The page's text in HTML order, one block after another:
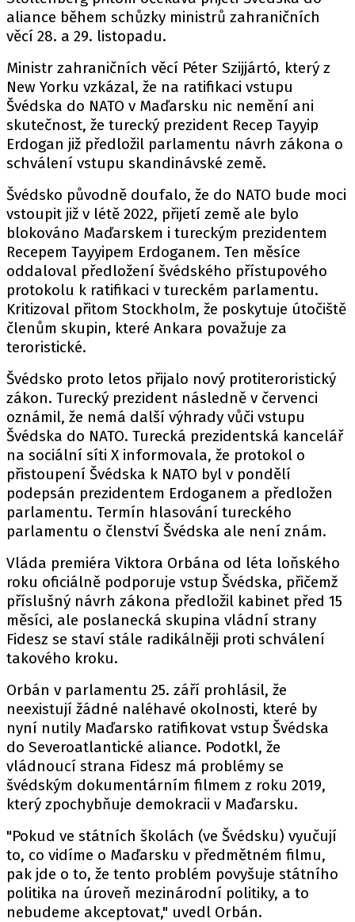
aliance během schůzky ministrů zahraničních
věcí 28. a 29. listopadu.
Ministr zahraničních věcí Péter Szijjártó, který z
New Yorku vzkázal, že na ratifikaci vstupu
Švédska do NATO v Maďarsku nic nemění ani
skutečnost, že turecký prezident Recep Tayyip
Erdogan již předložil parlamentu návrh zákona o
schválení vstupu skandinávské země.
Švédsko původně doufalo, že do NATO bude moci
vstoupit již v létě 2022, přijetí země ale bylo
blokováno Maďarskem i tureckým prezidentem
Recepem Tayyipem Erdoganem. Ten měsíce
oddaloval předložení švédského přístupového
protokolu k ratifikaci v tureckém parlamentu.
Kritizoval přitom Stockholm, že poskytuje útočiště
členům skupin, které Ankara považuje za
teroristické.
Švédsko proto letos přijalo nový protiteroristický
zákon. Turecký prezident následně v červenci
oznámil, že nemá další výhrady vůči vstupu
Švédska do NATO. Turecká prezidentská kancelář
na sociální síti X informovala, že protokol o
přistoupení Švédska k NATO byl v pondělí
podepsán prezidentem Erdoganem a předložen
parlamentu. Termín hlasování tureckého
parlamentu o členství Švédska ale není znám.
Vláda premiéra Viktora Orbána od léta loňského
roku oficiálně podporuje vstup Švédska, přičemž
příslušný návrh zákona předložil kabinet před 15
měsíci, ale poslanecká skupina vládní strany
Fidesz se staví stále radikálněji proti schválení
takového kroku.
Orbán v parlamentu 25. září prohlásil, že
neexistují žádné naléhavé okolnosti, které by
nyní nutily Maďarsko ratifikovat vstup Švédska
do Severoatlantické aliance. Podotkl, že
vládnoucí strana Fidesz má problémy se
švédským dokumentárním filmem z roku 2019,
který zpochybňuje demokracii v Maďarsku.
"Pokud ve státních školách (ve Švédsku) vyučují
to, co vidíme o Maďarsku v předmětném filmu,
pak jde o to, že tento problém povyšuje státního
politika na úroveň mezinárodní politiky, a to
nebudeme akceptovat," uvedl Orbán.